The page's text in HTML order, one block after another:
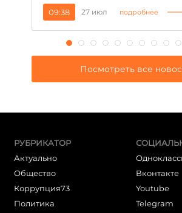
09:38 27 июл подробнее
Посмотреть все
РУБРИКАТОР
Актуально
Общество
Коррупция73
Политика
Вконтакте
Youtube
Telegram